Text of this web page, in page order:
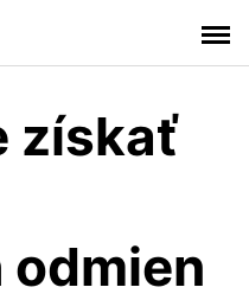
získať